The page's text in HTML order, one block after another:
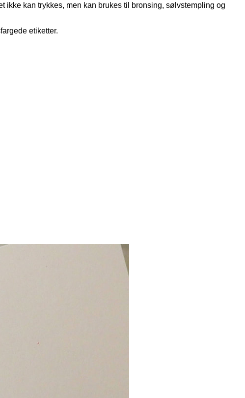
ikke kan trykkes, men kan brukes til bronsing, sølvstempling og
etiketter.